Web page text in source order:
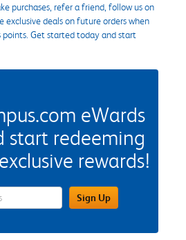
purchases, refer a friend, follow us on
exclusive deals on future orders when
Get started today and start
eWards
start redeeming
rewards!
Email Address FieldSign Up